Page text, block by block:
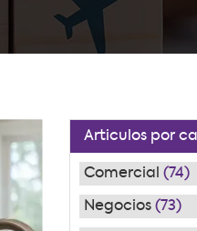
Articulos por
Comercial (74)
Negocios (73)